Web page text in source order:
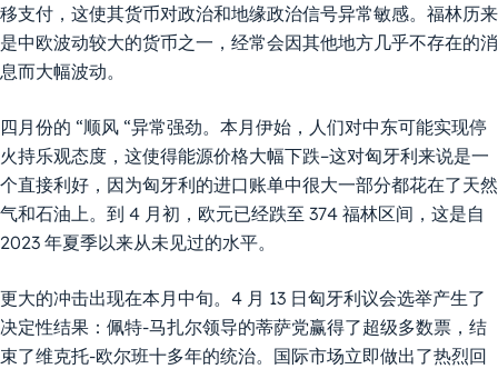
移支付，这使其货币对政治和地缘政治信号异常敏感。福林历来
是中欧波动较大的货币之一，经常会因其他地方几乎不存在的消
息而大幅波动。
四月份的 “顺风 “异常强劲。本月伊始，人们对中东可能实现停
火持乐观态度，这使得能源价格大幅下跌–这对匈牙利来说是一
个直接利好，因为匈牙利的进口账单中很大一部分都花在了天然
气和石油上。到 4 月初，欧元已经跌至 374 福林区间，这是自
2023 年夏季以来从未见过的水平。
更大的冲击出现在本月中旬。4 月 13 日匈牙利议会选举产生了
决定性结果：佩特-马扎尔领导的蒂萨党赢得了超级多数票，结
束了维克托-欧尔班十多年的统治。国际市场立即做出了热烈回